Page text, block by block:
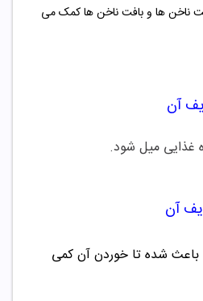
ناخن ها و بافت ناخن ها کمک می
آن
غذایی میل شود.
آن
باعث شده تا خوردن آن کمی